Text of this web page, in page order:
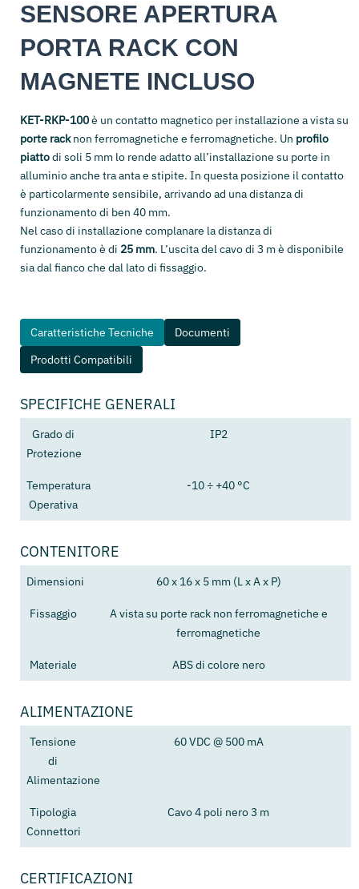
SENSORE APERTURA
PORTA RACK CON
MAGNETE INCLUSO
KET-RKP-100è un contatto magnetico per installazione a vista su
porte racknon ferromagnetiche e ferromagnetiche. Un profilo
piattodi soli 5 mm lo rende adatto all’installazione su porte in
alluminio anche tra anta e stipite. In questa posizione il contatto
è particolarmente sensibile, arrivando ad una distanza di
funzionamento di ben 40 mm.
Nel caso di installazione complanare la distanza di
funzionamento è di 25 mm. L’uscita del cavo di 3 m è disponibile
sia dal fianco che dal lato di fissaggio.
Caratteristiche Tecniche
Documenti
Prodotti Compatibili
SPECIFICHE GENERALI
Grado di
Protezione
IP2
Temperatura
Operativa
-10 ÷ +40 °C
CONTENITORE
Dimensioni 60 x 16 x 5 mm (L x A x P)
Fissaggio
A vista su porte rack non ferromagnetiche e
ferromagnetiche
Materiale ABS di colore nero
ALIMENTAZIONE
Tensione
di
Alimentazione
60 VDC @ 500 mA
Tipologia
Connettori
Cavo 4 poli nero 3 m
CERTIFICAZIONI